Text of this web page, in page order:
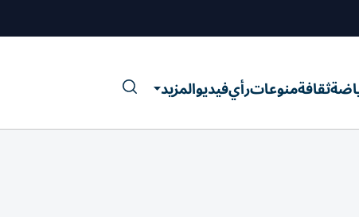
ثقافةمنوعاترأيفيديوالمزيد